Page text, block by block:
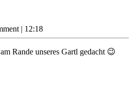
| 12:18
Rande unseres Gartl gedacht 😉